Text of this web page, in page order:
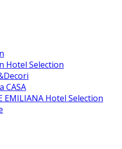
Hotel Selection
CASA
EMILIANA Hotel Selection